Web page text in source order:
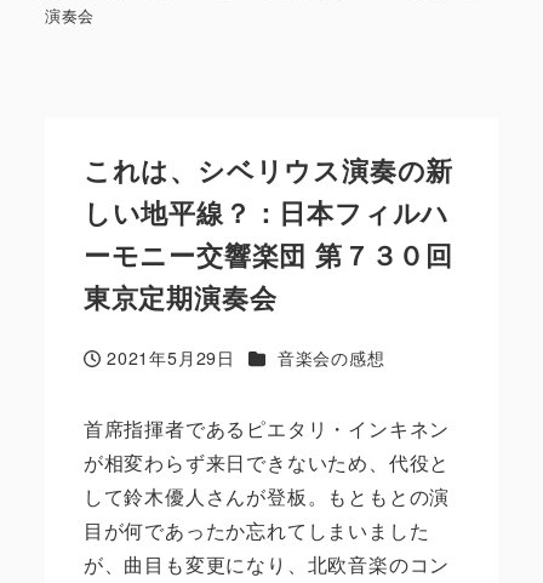
演奏会
これは、シベリウス演奏の新
しい地平線？：日本フィルハ
ーモニー交響楽団 第７３０回
東京定期演奏会
投稿日
2021年5月29日 カテゴリー
音楽会の感想
首席指揮者であるピエタリ・インキネン
が相変わらず来日できないため、代役と
して鈴木優人さんが登板。もともとの演
目が何であったか忘れてしまいました
が、曲目も変更になり、北欧音楽のコン